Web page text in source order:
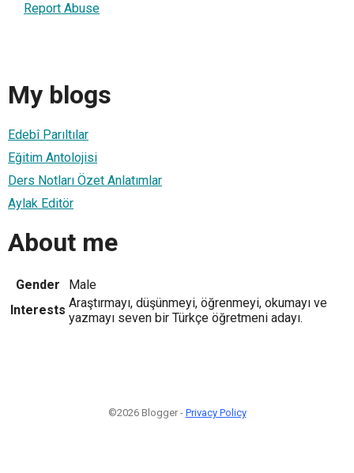
Report Abuse
My blogs
Edebî Parıltılar
Eğitim Antolojisi
Ders Notları Özet Anlatımlar
Aylak Editör
About me
Gender
Male
Interests Araştırmayı, düşünmeyi, öğrenmeyi, okumayı ve
yazmayı seven bir Türkçe öğretmeni adayı.
©2026 Blogger - Privacy Policy